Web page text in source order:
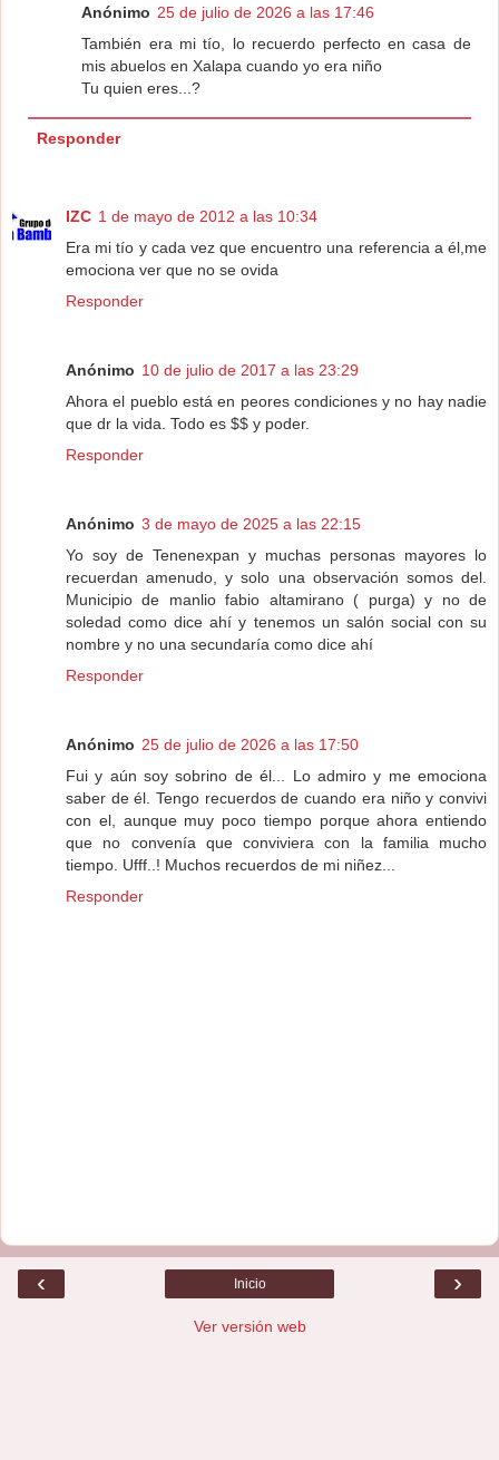
Anónimo 25 de julio de 2026 a las 17:46
También era mi tío, lo recuerdo perfecto en casa de
mis abuelos en Xalapa cuando yo era niño
Tu quien eres...?
Responder
IZC 1 de mayo de 2012 a las 10:34
Era mi tío y cada vez que encuentro una referencia a él,me
emociona ver que no se ovida
Responder
Anónimo 10 de julio de 2017 a las 23:29
Ahora el pueblo está en peores condiciones y no hay nadie
que dr la vida. Todo es $$ y poder.
Responder
Anónimo 3 de mayo de 2025 a las 22:15
Yo soy de Tenenexpan y muchas personas mayores lo
recuerdan amenudo, y solo una observación somos del.
Municipio de manlio fabio altamirano ( purga) y no de
soledad como dice ahí y tenemos un salón social con su
nombre y no una secundaría como dice ahí
Responder
Anónimo 25 de julio de 2026 a las 17:50
Fui y aún soy sobrino de él... Lo admiro y me emociona
saber de él. Tengo recuerdos de cuando era niño y convivi
con el, aunque muy poco tiempo porque ahora entiendo
que no convenía que conviviera con la familia mucho
tiempo. Ufff..! Muchos recuerdos de mi niñez...
Responder
‹ ›
Inicio
Ver versión web